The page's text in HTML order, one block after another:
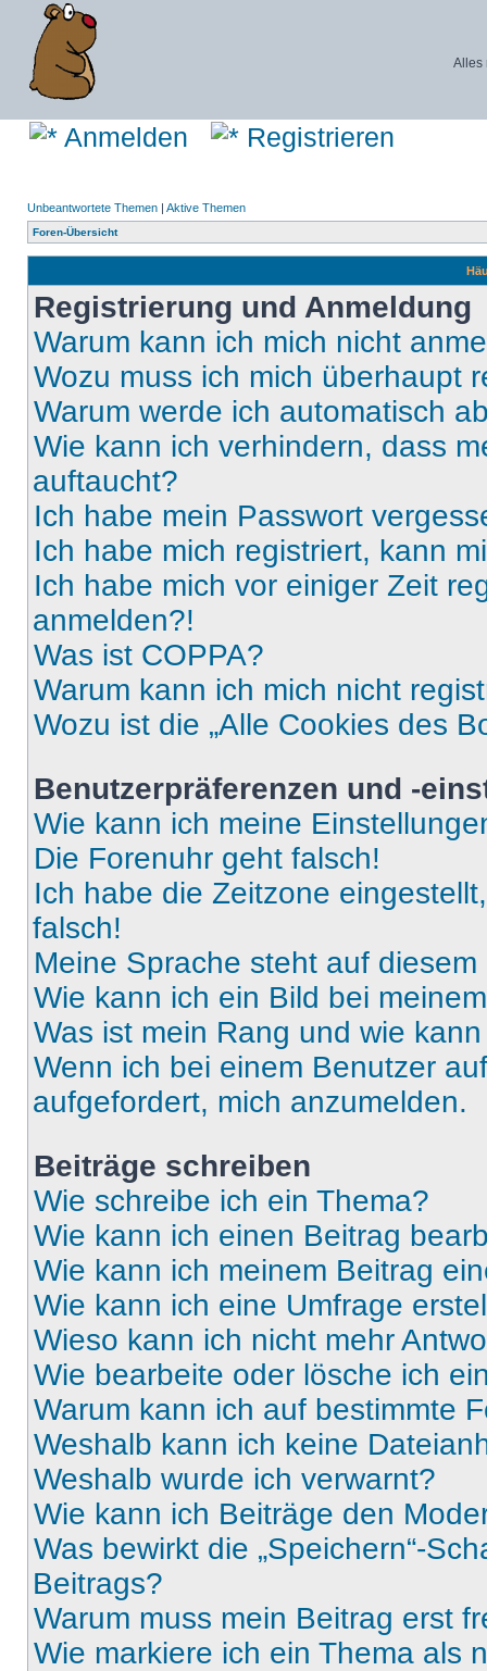
Alles
Anmelden Registrieren
Unbeantwortete Themen | Aktive Themen
Foren-Übersicht
Registrierung und Anmeldung
Warum kann ich mich nicht
Wozu muss ich mich überhaupt
Warum werde ich automatisch
Wie kann ich verhindern, dass
auftaucht?
Ich habe mein Passwort
Ich habe mich registriert, kann
Ich habe mich vor einiger Zeit
anmelden?!
Was ist COPPA?
Warum kann ich mich nicht
Wozu ist die „Alle Cookies des
Benutzerpräferenzen und -
Wie kann ich meine
Die Forenuhr geht falsch!
Ich habe die Zeitzone
falsch!
Meine Sprache steht auf
Wie kann ich ein Bild bei
Was ist mein Rang und wie
Wenn ich bei einem Benutzer
aufgefordert, mich anzumelden.
Beiträge schreiben
Wie schreibe ich ein Thema?
Wie kann ich einen Beitrag
Wie kann ich meinem Beitrag
Wie kann ich eine Umfrage
Wieso kann ich nicht mehr
Wie bearbeite oder lösche ich
Warum kann ich auf bestimmte
Weshalb kann ich keine
Weshalb wurde ich verwarnt?
Wie kann ich Beiträge den
Was bewirkt die „Speichern“-
Beitrags?
Warum muss mein Beitrag erst
Wie markiere ich ein Thema als